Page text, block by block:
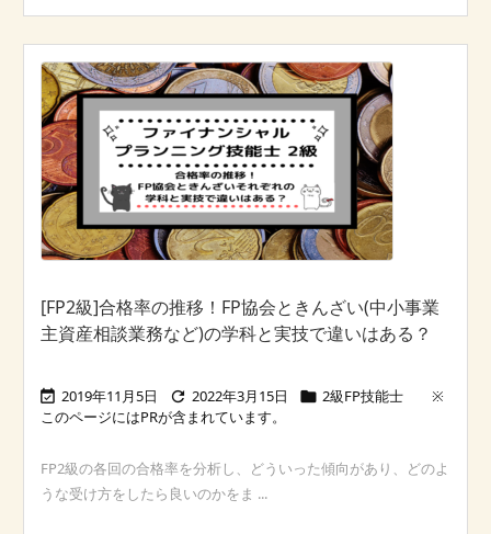
[FP2級]合格率の推移！FP協会ときんざい(中小事業
主資産相談業務など)の学科と実技で違いはある？
 2019年11月5日  2022年3月15日  2級FP技能士
FP2級の各回の合格率を分析し、どういった傾向があり、どのよ
うな受け方をしたら良いのかをま ...